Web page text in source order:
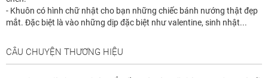
- Khuôn có hình chữ nhật cho bạn những chiếc bánh nướng thật đẹp
mắt. Đặc biệt là vào những dịp đặc biệt như valentine, sinh nhật...
CÂU CHUYỆN THƯƠNG HIỆU